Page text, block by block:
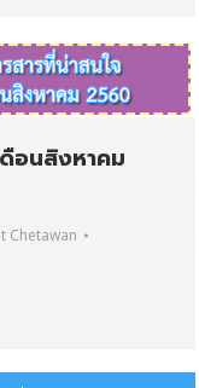
ดือนสิงหาคม
Chetawan